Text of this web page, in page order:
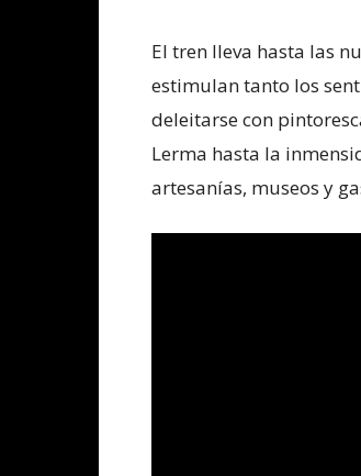
El tren lleva hasta las
estimulan tanto los
deleitarse con
Lerma hasta la
artesanías, museos y